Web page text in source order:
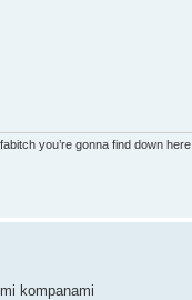
you’re gonna find down here.
kompanami